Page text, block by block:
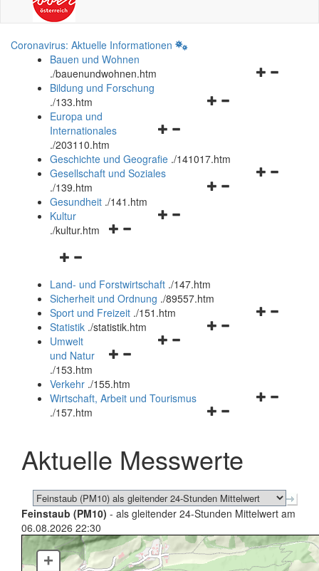
Coronavirus: Aktuelle Informationen
Bauen und Wohnen
./bauenundwohnen.htm
Navigationsmenü
Bildung und Forschung
./133.htm
Navigationsmenü
und
schließen
Europa und
Internationales
./203110.htm
Geschichte und Geografie ./141017.htm
Navigationsmenü
Gesellschaft und Soziales
./139.htm
Navigationsmenü
Gesundheit ./141.htm
Navigationsmenü
Kultur
./kultur.htm
Navigationsmenü
und
schließen
Land- und Forstwirtschaft ./147.htm
Sicherheit und Ordnung ./89557.htm
Navigationsmenü
Sport und Freizeit ./151.htm
Navigationsmenü
Statistik ./statistik.htm
Navigationsmenü
und
schließen
Umwelt
und Natur
./153.htm
Verkehr ./155.htm
Navigationsmenü
schließen
Wirtschaft, Arbeit und Tourismus
./157.htm
Aktuelle Messwerte
Feinstaub (PM10) - als gleitender 24-Stunden Mittelwert am
06.08.2026 22:30
+